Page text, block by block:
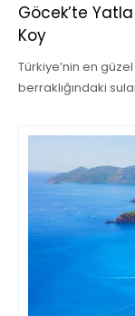
Göcek’te
Koy
Türkiye’nin en
berraklığındaki